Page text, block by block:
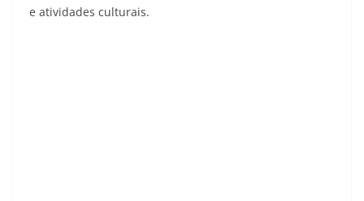
e atividades culturais.